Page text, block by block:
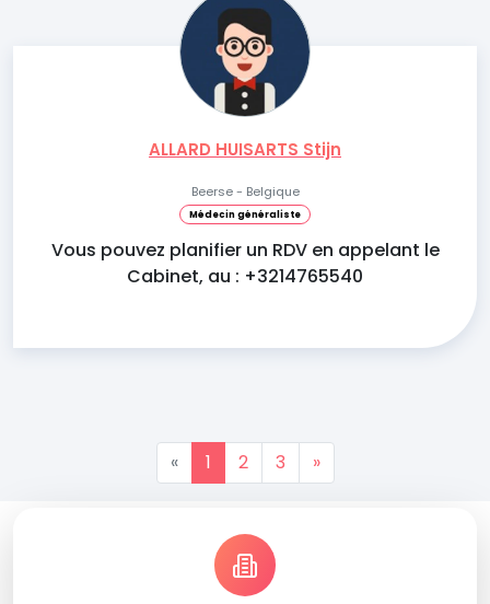
ALLARD HUISARTS Stijn
Beerse - Belgique
Médecin généraliste
Vous pouvez planifier un RDV en appelant le
Cabinet, au : +3214765540
« 1 2 3 »